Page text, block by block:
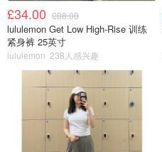
£34.00 £88.00
lululemon Get Low High-Rise 训练
紧身裤 25英寸
lululemon 238人感兴趣